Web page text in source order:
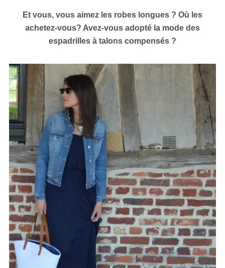
Et vous, vous aimez les robes longues ? Où les
achetez-vous? Avez-vous adopté la mode des
espadrilles à talons compensés ?